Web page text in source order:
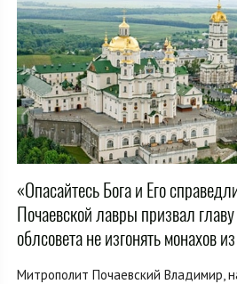
«Опасайтесь Бога и Его
Почаевской лавры призвал
облсовета не изгонять монахов
Митрополит Почаевский Владимир,